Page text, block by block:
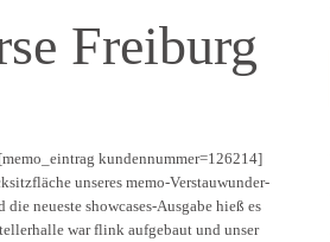
Freiburg
kundennummer=126214]
unseres memo-Verstauwunder-
neueste showcases-Ausgabe hieß es
war flink aufgebaut und unser